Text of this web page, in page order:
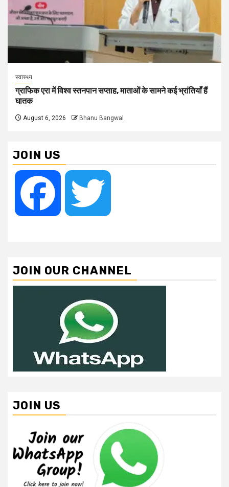
स्वास्थ्य
ग्राफिक एरा में विश्व स्तनपान सप्ताह, माताओं के सामने कई भ्रांतियाँ हैं
घातक
August 6, 2026 Bhanu Bangwal
JOIN US
Facebook
JOIN OUR CHANNEL
JOIN US